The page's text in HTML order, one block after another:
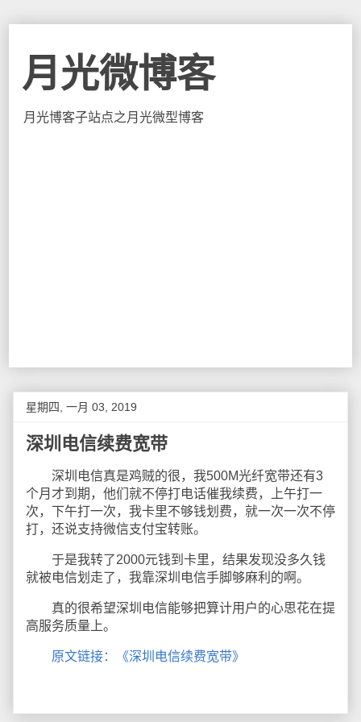
月光微博客
月光博客子站点之月光微型博客
星期四, 一月 03, 2019
深圳电信续费宽带
深圳电信真是鸡贼的很，我500M光纤宽带还有3
个月才到期，他们就不停打电话催我续费，上午打一
次，下午打一次，我卡里不够钱划费，就一次一次不停
打，还说支持微信支付宝转账。
于是我转了2000元钱到卡里，结果发现没多久钱
就被电信划走了，我靠深圳电信手脚够麻利的啊。
真的很希望深圳电信能够把算计用户的心思花在提
高服务质量上。
原文链接：《深圳电信续费宽带》